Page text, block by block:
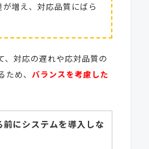
増え、対応品質にばら
、対応の遅れや応対品質の
め、 バランスを考慮した
にシステムを導入しな